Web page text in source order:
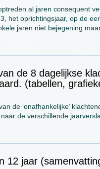
al jaren consequent
het oprichtingsjaar, op de
jaren niet bejegening
de 8 dagelijkse
(tabellen,
de ‘onafhankelijke’
de verschillende
12 jaar